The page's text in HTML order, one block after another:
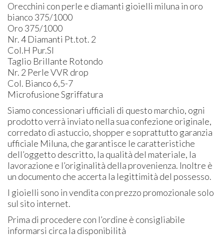
Orecchini con perle e diamanti gioielli miluna in oro
bianco 375/1000
Oro 375/1000
Nr. 4 Diamanti Pt.tot. 2
Col.H Pur.SI
Taglio Brillante Rotondo
Nr. 2 PerleVVR drop
Col. Bianco 6,5-7
Microfusione Sgriffatura
Siamo concessionari ufficiali di questo marchio, ogni
prodotto verrà inviato nella sua confezione originale,
corredato di astuccio, shopper e soprattutto garanzia
ufficiale Miluna, che garantisce le caratteristiche
dell’oggetto descritto, la qualità del materiale, la
lavorazione e l’originalità della provenienza. Inoltre è
un documento che accerta la legittimità del possesso.
I gioielli sono in vendita con prezzo promozionale solo
sul sito internet.
Prima di procedere con l’ordine è consigliabile
informarsi circa la disponibilità